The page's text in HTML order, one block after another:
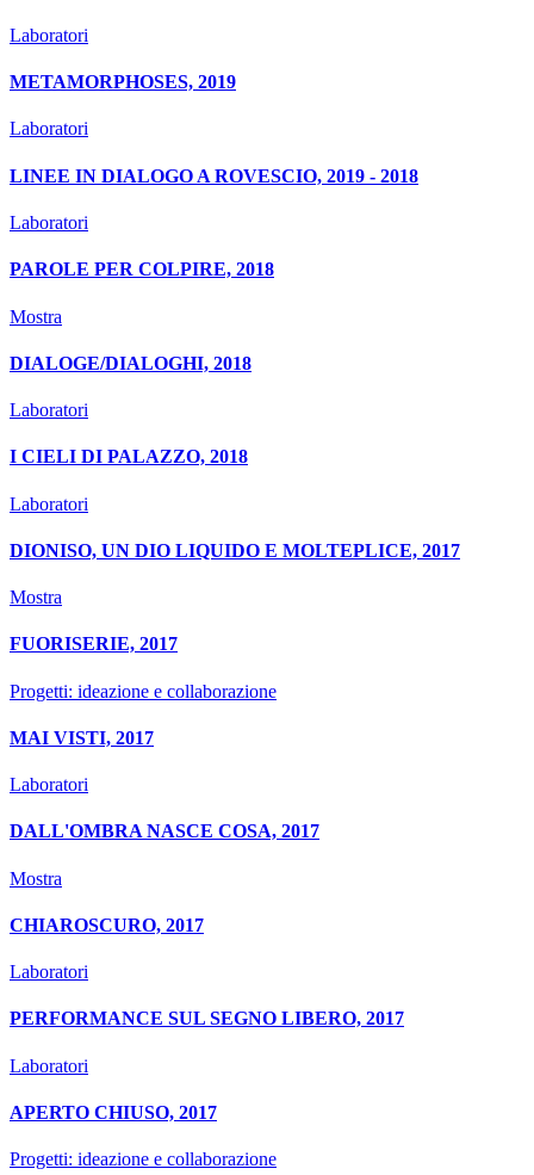
Laboratori
METAMORPHOSES, 2019
Laboratori
LINEE IN DIALOGO A ROVESCIO, 2019 - 2018
Laboratori
PAROLE PER COLPIRE, 2018
Mostra
DIALOGE/DIALOGHI, 2018
Laboratori
I CIELI DI PALAZZO, 2018
Laboratori
DIONISO, UN DIO LIQUIDO E MOLTEPLICE, 2017
Mostra
FUORISERIE, 2017
Progetti: ideazione e collaborazione
MAI VISTI, 2017
Laboratori
DALL'OMBRA NASCE COSA, 2017
Mostra
CHIAROSCURO, 2017
Laboratori
PERFORMANCE SUL SEGNO LIBERO, 2017
Laboratori
APERTO CHIUSO, 2017
Progetti: ideazione e collaborazione